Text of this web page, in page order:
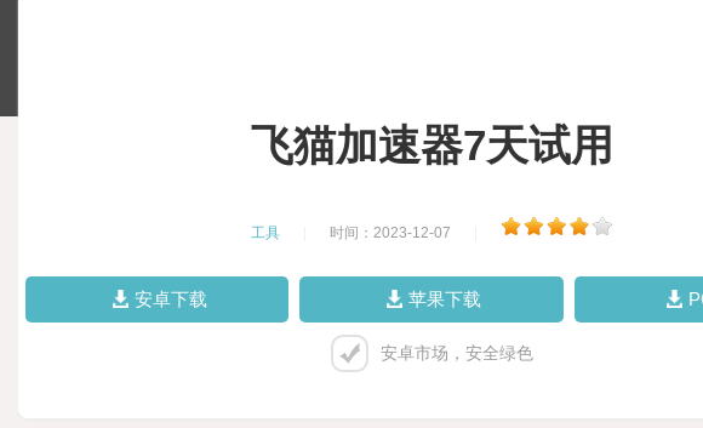
飞猫加速器7天试用
工具 时间：2023-12-07
安卓下载 苹果下载
安卓市场，安全绿色